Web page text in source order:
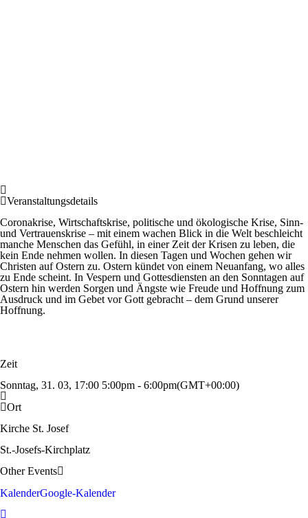
Veranstaltungsdetails
Coronakrise, Wirtschaftskrise, politische und ökologische Krise, Sinn-
und Vertrauenskrise – mit einem wachen Blick in die Welt beschleicht
manche Menschen das Gefühl, in einer Zeit der Krisen zu leben, die
kein Ende nehmen wollen. In diesen Tagen und Wochen gehen wir
Christen auf Ostern zu. Ostern kündet von einem Neuanfang, wo alles
zu Ende scheint. In Vespern und Gottesdiensten an den Sonntagen auf
Ostern hin werden Sorgen und Ängste wie Freude und Hoffnung zum
Ausdruck und im Gebet vor Gott gebracht – dem Grund unserer
Hoffnung.
Zeit
Sonntag, 31. 03, 17:00 5:00pm - 6:00pm(GMT+00:00)
Ort
Kirche St. Josef
St.-Josefs-Kirchplatz
Other Events
KalenderGoogle-Kalender